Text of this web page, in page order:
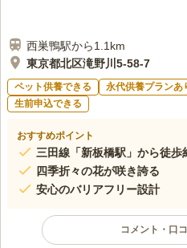
西巣鴨駅から1.1km
東京都北区滝野川5-58-7
ペット供養できる 永代供養プランあ
生前申込できる
おすすめポイント
三田線「新板橋駅」から徒歩
四季折々の花が咲き誇る
安心のバリアフリー設計
コメント・口